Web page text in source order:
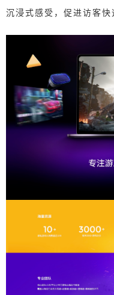
沉浸式感受，促进访客快